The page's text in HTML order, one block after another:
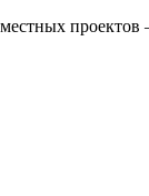
проектов